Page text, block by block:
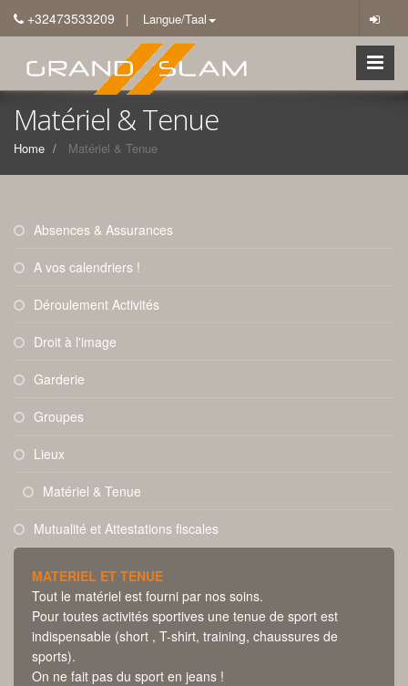
+32473533209 | Langue/Taal
Matériel & Tenue
Home Matériel & Tenue
Absences & Assurances
A vos calendriers !
Déroulement Activités
Droit à l'image
Garderie
Groupes
Lieux
Matériel & Tenue
Mutualité et Attestations fiscales
MATERIEL ET TENUE
Tout le matériel est fourni par nos soins.
Pour toutes activités sportives une tenue de sport est
indispensable (short , T-shirt, training, chaussures de
sports).
On ne fait pas du sport en jeans !